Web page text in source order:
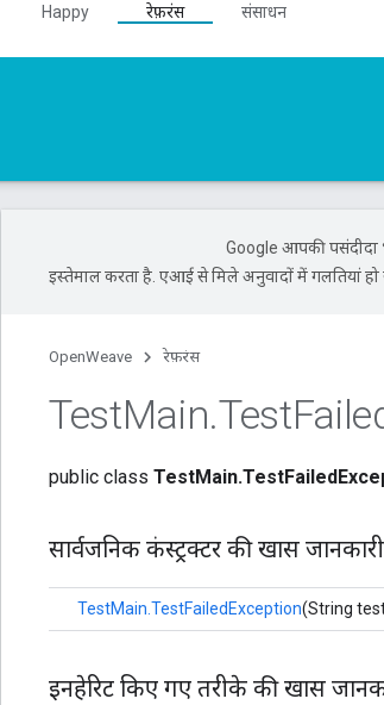
Happy रेफ़रंस
संसाधन
Google आपकी पसंदीदा
इस्तेमाल करता है. एआई से मिले अनुवादों में गलतियां हो
OpenWeave रेफ़रंस
TestMain.Test
public class
सार्वजनिक कंस्ट्रक्टर की खास जानकारी
TestMain.TestFailedException(String
इनहेरिट किए गए तरीके की खास